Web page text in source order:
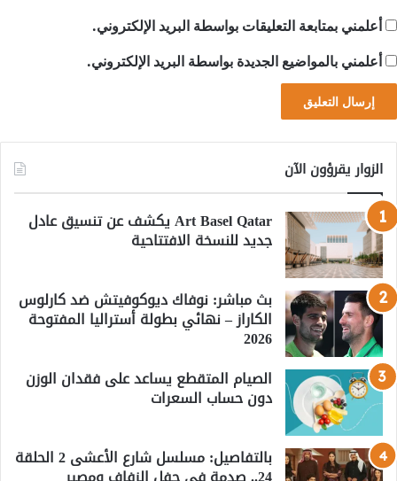
أعلمني بمتابعة التعليقات بواسطة البريد الإلكتروني.
أعلمني بالمواضيع الجديدة بواسطة البريد الإلكتروني.
الزوار يقرؤون الآن
Art Basel Qatar يكشف عن تنسيق عادل
جديد للنسخة الافتتاحية
بث مباشر: نوفاك ديوكوفيتش ضد كارلوس
الكاراز – نهائي بطولة أستراليا المفتوحة
2026
الصيام المتقطع يساعد على فقدان الوزن
دون حساب السعرات
بالتفاصيل: مسلسل شارع الأعشى 2 الحلقة